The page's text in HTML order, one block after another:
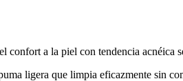
confort a la piel con tendencia acnéica
ligera que limpia eficazmente sin